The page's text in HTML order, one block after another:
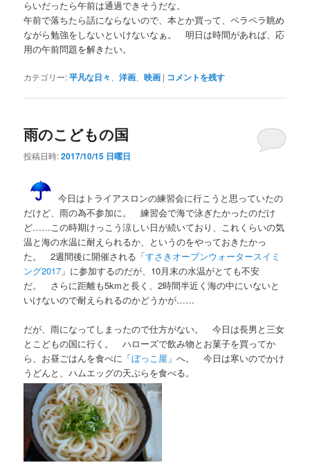
らいだったら午前は通過できそうだな。
午前で落ちたら話にならないので、本とか買って、ペラペラ眺め
ながら勉強をしないといけないなぁ。 明日は時間があれば、応
用の午前問題を解きたい。
カテゴリー:平凡な日々 、洋画 、映画 | コメントを残す
雨のこどもの国
投稿日時:2017/10/15 日曜日
今日はトライアスロンの練習会に行こうと思っていたの
だけど、雨の為不参加に。 練習会で海で泳ぎたかったのだけ
ど……この時期けっこう涼しい日が続いており、これくらいの気
温と海の水温に耐えられるか、というのをやっておきたかっ
た。 2週間後に開催される「すさきオープンウォータースイミ
ング2017 」に参加するのだが、10月末の水温がとても不安
だ。 さらに距離も5kmと長く、2時間半近く海の中にいないと
いけないので耐えられるのかどうかが……
だが、雨になってしまったので仕方がない。 今日は長男と三女
とこどもの国に行く。 ハローズで飲み物とお菓子を買ってか
ら、お昼ごはんを食べに「ぼっこ屋 」へ。 今日は寒いのでかけ
うどんと、ハムエッグの天ぷらを食べる。